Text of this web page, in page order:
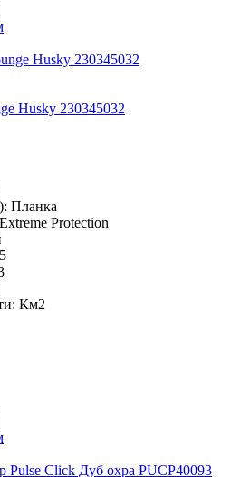
Husky 230345032
Планка
Extreme Protection
Км2